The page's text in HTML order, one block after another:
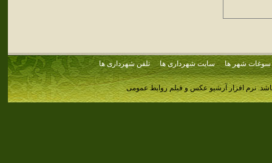
سوغات شهر ها سایت شهرداری ها تلفن شهرداری ها
نرم افزار آرشیو عکس و فیلم روابط عمومی